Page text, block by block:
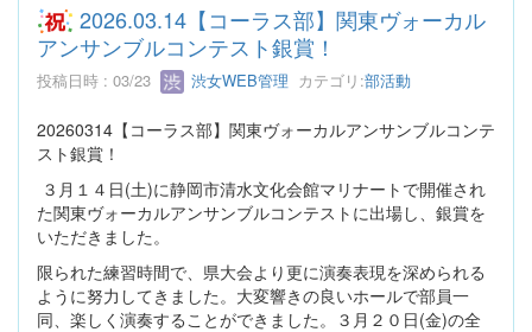
2026.03.14【コーラス部】関東ヴォーカル
アンサンブルコンテスト銀賞！
投稿日時 : 03/23 渋女WEB管理 カテゴリ:部活動
20260314【コーラス部】関東ヴォーカルアンサンブルコンテ
スト銀賞！
３月１４日(土)に静岡市清水文化会館マリナートで開催され
た関東ヴォーカルアンサンブルコンテストに出場し、銀賞を
いただきました。
限られた練習時間で、県大会より更に演奏表現を深められる
ように努力してきました。大変響きの良いホールで部員一
同、楽しく演奏することができました。３月２０日(金)の全